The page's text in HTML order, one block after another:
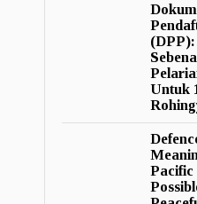
Untuk
Pacific